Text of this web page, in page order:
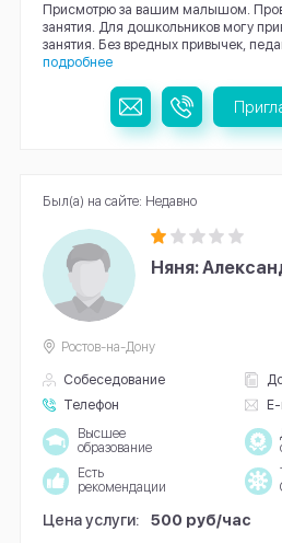
Присмотрю за вашим малышом.
занятия. Для дошкольников могу
занятия. Без вредных привычек,
подробнее
Няня:
Собеседование
Телефон
Ростов-на-Дону
Высшее
образование
Есть
рекомендации
Цена услуги: 500 руб/час
Был(а) на сайте: Недавно